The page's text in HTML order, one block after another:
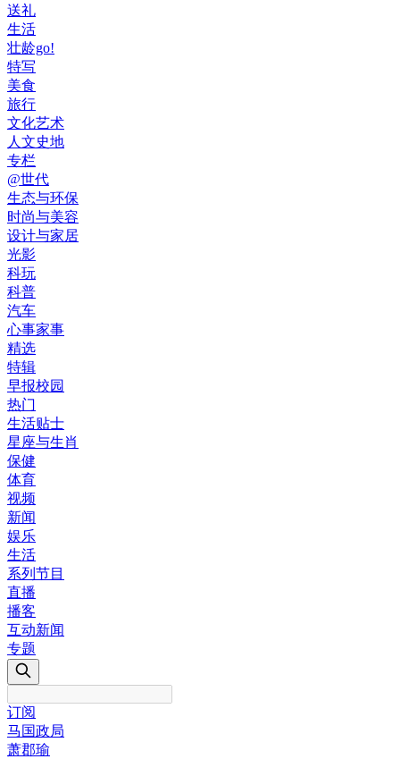
送礼
生活
壮龄go!
特写
美食
旅行
文化艺术
人文史地
专栏
@世代
生态与环保
时尚与美容
设计与家居
光影
科玩
科普
汽车
心事家事
精选
特辑
早报校园
热门
生活贴士
星座与生肖
保健
体育
视频
新闻
娱乐
生活
系列节目
直播
播客
互动新闻
专题
订阅
马国政局
萧郡瑜